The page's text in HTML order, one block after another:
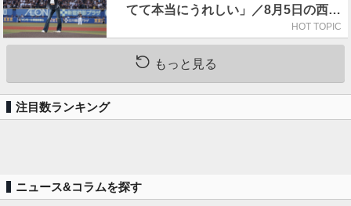
てて本当にうれしい」／8月5日の西武
HOT TOPIC
もっと見る
注目数ランキング
ニュース&コラムを探す